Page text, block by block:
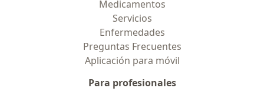
Medicamentos
Servicios
Enfermedades
Preguntas Frecuentes
Aplicación para móvil
Para profesionales